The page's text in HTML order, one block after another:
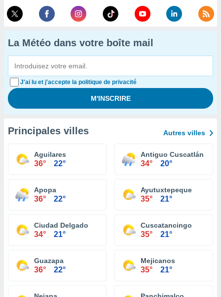
La Météo dans votre boîte mail
J'ai lu et j'accepte la politique de privacité
Principales villes Autres villes
Aguilares
36° 22°
Antiguo Cuscatlán
34° 20°
Apopa
36° 22°
Ayutuxtepeque
35° 21°
Ciudad Delgado
34° 21°
Cuscatancingo
35° 21°
Guazapa
36° 22°
Mejicanos
35° 21°